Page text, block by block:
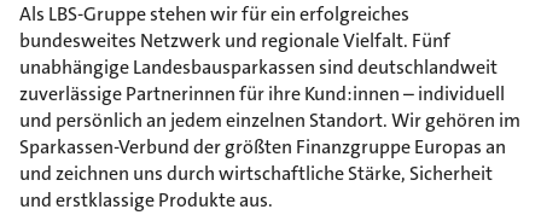
Als LBS-Gruppe stehen wir für ein erfolgreiches
bundesweites Netzwerk und regionale Vielfalt. Fünf
unabhängige Landesbausparkassen sind deutschlandweit
zuverlässige Partnerinnen für ihre Kund:innen – individuell
und persönlich an jedem einzelnen Standort. Wir gehören im
Sparkassen-Verbund der größten Finanzgruppe Europas an
und zeichnen uns durch wirtschaftliche Stärke, Sicherheit
und erstklassige Produkte aus.